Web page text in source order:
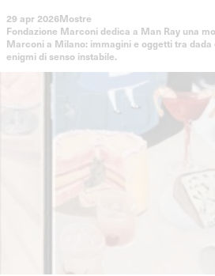
29 apr 2026Mostre
Fondazione Marconi dedica a Man Ray una
Marconi a Milano: immagini e oggetti tra
enigmi di senso instabile.